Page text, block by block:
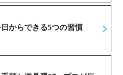
からできる5つの習慣